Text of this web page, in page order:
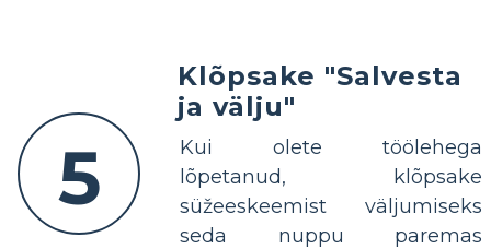
5
Klõpsake "Salvesta
ja välju"
Kui olete töölehega
lõpetanud, klõpsake
süžeeskeemist väljumiseks
seda nuppu paremas